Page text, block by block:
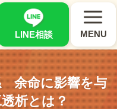
LINE相談 MENU
×
余命に影響を与
析とは？